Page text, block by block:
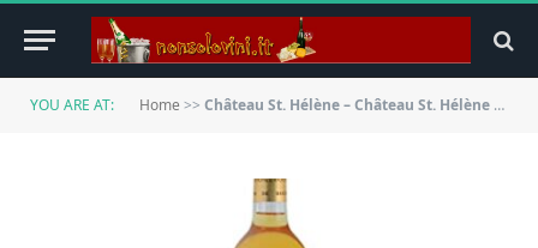
YOU ARE AT: Home >> Château St. Hélène – Château St. Hélène Mezza (box 12 x 0,375l) Mr. Vino Bianco dolce